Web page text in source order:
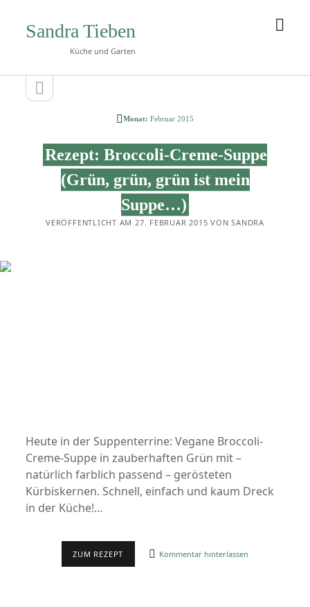
Sandra Tieben
Küche und Garten
Seitenleiste
Seitenleiste
öffnen
Monat: Februar 2015
Rezept: Broccoli-Creme-Suppe
(Grün, grün, grün ist mein
Suppe…)
VERÖFFENTLICHT AM 27. FEBRUAR 2015 VON SANDRA
Heute in der Suppenterrine: Vegane Broccoli-
Creme-Suppe in zauberhaften Grün mit –
natürlich farblich passend – gerösteten
Kürbiskernen. Schnell, einfach und kaum Dreck
in der Küche!…
ZUM REZEPT REZEPT: Kommentar hinterlassen